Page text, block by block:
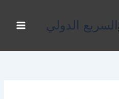
السريع الدولي